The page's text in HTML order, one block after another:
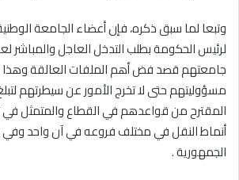
وتبعا لما سبق ذكره، فإن أعضاء الجامعة
لرئيس الحكومة بطلب التدخل العاجل
جامعتهم قصد فض أهم الملفات العالقة
مسؤوليتهم حتى لا تخرج الأمور عن سيطرتهم
المقترح من قواعدهم في القطاع والمتمثل
أنماط النقل في مختلف فروعه في آن واحد وفي
الجمهورية .